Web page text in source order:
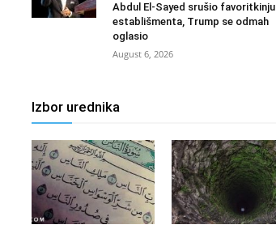
Abdul El-Sayed srušio favoritkinju
establišmenta, Trump se odmah
oglasio
August 6, 2026
Izbor urednika